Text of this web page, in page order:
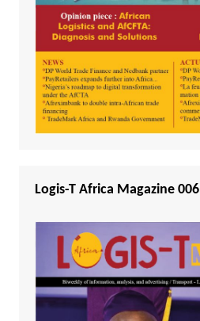
Logis-T Africa Magazine 006